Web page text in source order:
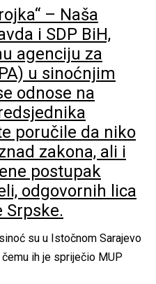
– Naša
i SDP BiH,
agenciju za
u sinoćnjim
odnose na
poručile da niko
zakona, ali i
postupak
odgovornih lica
Srpske.
su u Istočnom Sarajevo
ih je spriječio MUP